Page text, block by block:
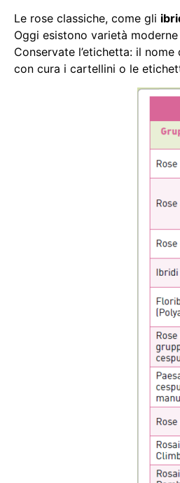
Le rose classiche, come gli
Oggi esistono varietà
Conservate l’etichetta: il
con cura i cartellini o le